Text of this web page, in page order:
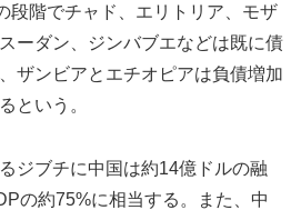
段階でチャド、エリトリア、モザ
ーダン、ジンバブエなどは既に債
ザンビアとエチオピアは負債増加
という。
ジブチに中国は約14億ドルの融
の約75%に相当する。また、中